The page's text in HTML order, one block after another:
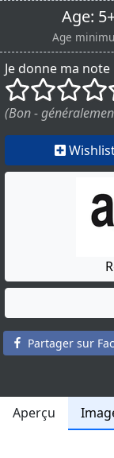
Age:
Age
Je donne ma note
()
() () ()
(Bon -
Partager sur
Aperçu